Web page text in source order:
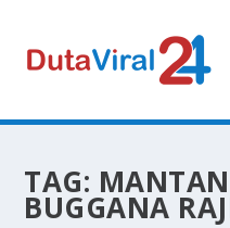
TAG:
BUGGANA